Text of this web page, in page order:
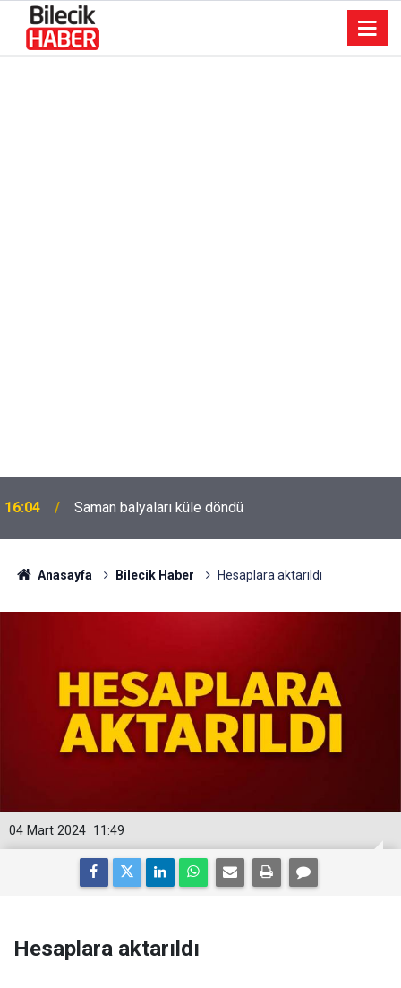
16:04 Saman balyaları küle döndü
Anasayfa Bilecik Haber Hesaplara aktarıldı
11:49
04 Mart 2024
Hesaplara aktarıldı